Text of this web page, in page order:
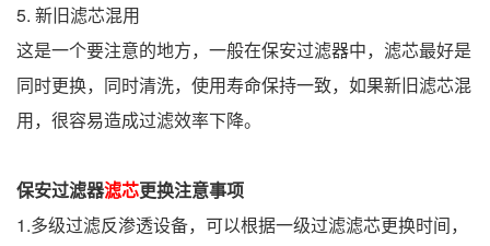
5. 新旧滤芯混用
这是一个要注意的地方，一般在保安过滤器中，滤芯最好是
同时更换，同时清洗，使用寿命保持一致，如果新旧滤芯混
用，很容易造成过滤效率下降。
保安过滤器滤芯更换注意事项
1.多级过滤反渗透设备，可以根据一级过滤滤芯更换时间，